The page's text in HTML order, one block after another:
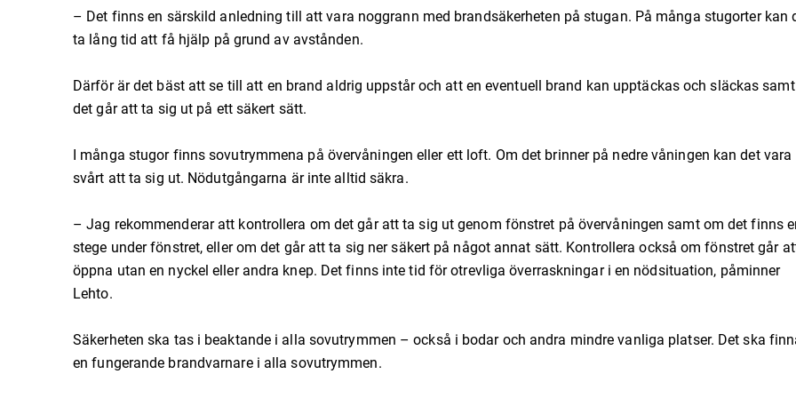
– Det finns en särskild anledning till att vara noggrann med brandsäkerheten på stugan. På många stugorter kan
ta lång tid att få hjälp på grund av avstånden.
Därför är det bäst att se till att en brand aldrig uppstår och att en eventuell brand kan upptäckas och släckas
det går att ta sig ut på ett säkert sätt.
I många stugor finns sovutrymmena på övervåningen eller ett loft. Om det brinner på nedre våningen kan det vara
svårt att ta sig ut. Nödutgångarna är inte alltid säkra.
– Jag rekommenderar att kontrollera om det går att ta sig ut genom fönstret på övervåningen samt om det finns
stege under fönstret, eller om det går att ta sig ner säkert på något annat sätt. Kontrollera också om fönstret går
öppna utan en nyckel eller andra knep. Det finns inte tid för otrevliga överraskningar i en nödsituation, påminner
Lehto.
Säkerheten ska tas i beaktande i alla sovutrymmen – också i bodar och andra mindre vanliga platser. Det ska
en fungerande brandvarnare i alla sovutrymmen.